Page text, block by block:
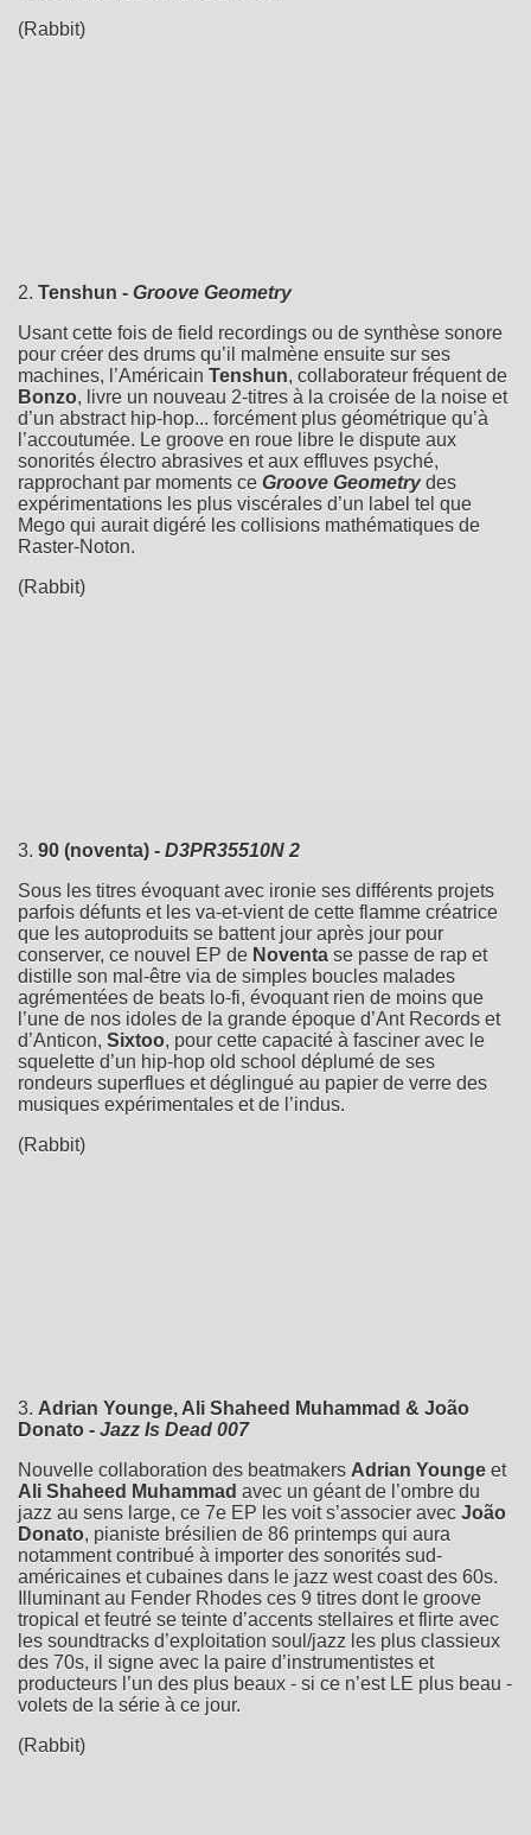
(Rabbit)
2. Tenshun - Groove Geometry
Usant cette fois de field recordings ou de synthèse sonore
pour créer des drums qu’il malmène ensuite sur ses
machines, l’Américain Tenshun, collaborateur fréquent de
Bonzo, livre un nouveau 2-titres à la croisée de la noise et
d’un abstract hip-hop... forcément plus géométrique qu’à
l’accoutumée. Le groove en roue libre le dispute aux
sonorités électro abrasives et aux effluves psyché,
rapprochant par moments ce Groove Geometry des
expérimentations les plus viscérales d’un label tel que
Mego qui aurait digéré les collisions mathématiques de
Raster-Noton.
(Rabbit)
3. 90 (noventa) - D3PR35510N 2
Sous les titres évoquant avec ironie ses différents projets
parfois défunts et les va-et-vient de cette flamme créatrice
que les autoproduits se battent jour après jour pour
conserver, ce nouvel EP de Noventa se passe de rap et
distille son mal-être via de simples boucles malades
agrémentées de beats lo-fi, évoquant rien de moins que
l’une de nos idoles de la grande époque d’Ant Records et
d’Anticon, Sixtoo, pour cette capacité à fasciner avec le
squelette d’un hip-hop old school déplumé de ses
rondeurs superflues et déglingué au papier de verre des
musiques expérimentales et de l’indus.
(Rabbit)
3. Adrian Younge, Ali Shaheed Muhammad & João
Donato - Jazz Is Dead 007
Nouvelle collaboration des beatmakers Adrian Younge et
Ali Shaheed Muhammad avec un géant de l’ombre du
jazz au sens large, ce 7e EP les voit s’associer avec João
Donato, pianiste brésilien de 86 printemps qui aura
notamment contribué à importer des sonorités sud-
américaines et cubaines dans le jazz west coast des 60s.
Illuminant au Fender Rhodes ces 9 titres dont le groove
tropical et feutré se teinte d’accents stellaires et flirte avec
les soundtracks d’exploitation soul/jazz les plus classieux
des 70s, il signe avec la paire d’instrumentistes et
producteurs l’un des plus beaux - si ce n’est LE plus beau -
volets de la série à ce jour.
(Rabbit)